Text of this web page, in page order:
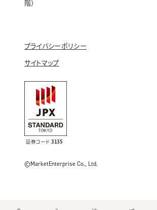
階）
©MarketEnterprise Co., Ltd.
プライバシーポリシー
サイトマップ
証券コード3135